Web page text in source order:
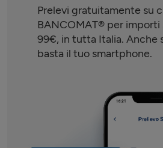
Prelevi gratuitamente su
BANCOMAT® per importi
99€, in tutta Italia. Anche
basta il tuo smartphone.